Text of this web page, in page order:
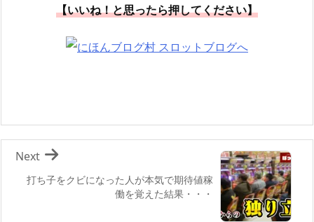
【いいね！と思ったら押してください】
打ち子をクビになった人が本気で期待値稼
働を覚えた結果・・・
Next